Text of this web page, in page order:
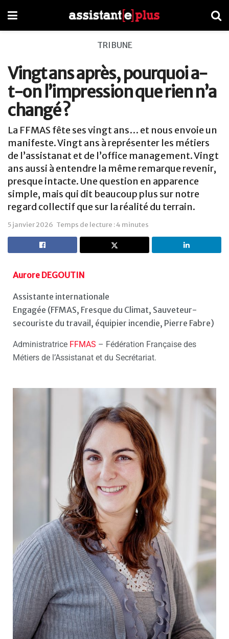
TRIBUNE
Vingt ans après, pourquoi a-
t-on l’impression que rien n’a
changé ?
La FFMAS fête ses vingt ans… et nous envoie un
manifeste. Vingt ans à représenter les métiers
de l’assistanat et de l’office management. Vingt
ans aussi à entendre la même remarque revenir,
presque intacte. Une question en apparence
simple, mais qui dit beaucoup plus sur notre
regard collectif que sur la réalité du terrain.
5 janvier 2026 Temps de lecture : 4 minutes
Aurore DEGOUTIN
Assistante internationale
Engagée (FFMAS, Fresque du Climat, Sauveteur-
secouriste du travail, équipier incendie, Pierre Fabre)
Administratrice FFMAS – Fédération Française des
Métiers de l’Assistanat et du Secrétariat.